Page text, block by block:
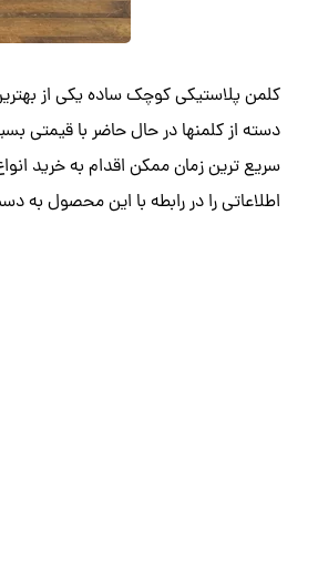
کلمن پلاستیکی کوچک ساده یکی از
دسته از کلمنها در حال حاضر با قیمتی
سریع ترین زمان ممکن اقدام به خرید
اطلاعاتی را در رابطه با این محصول به